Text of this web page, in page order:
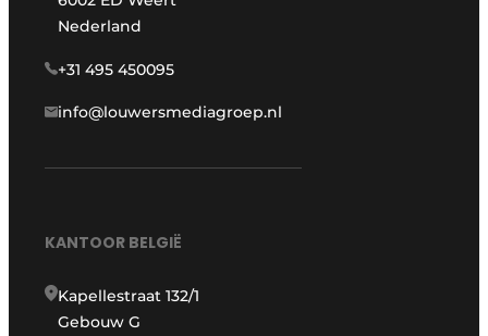
Nederland
+31 495 450095
info@louwersmediagroep.nl
KANTOOR BELGIË
Kapellestraat 132/1
Gebouw G